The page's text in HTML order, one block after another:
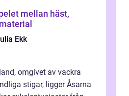
Ekk
omgivet av vackra
stigar, ligger Åsarna